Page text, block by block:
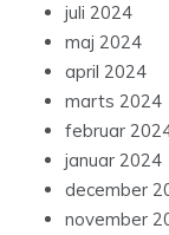
juli 2024
maj 2024
april 2024
marts 2024
februar
januar 2024
december
november